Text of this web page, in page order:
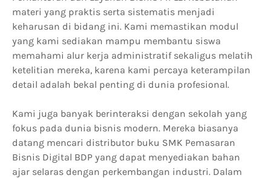
materi yang praktis serta sistematis menjadi
keharusan di bidang ini. Kami memastikan modul
yang kami sediakan mampu membantu siswa
memahami alur kerja administratif sekaligus melatih
ketelitian mereka, karena kami percaya keterampilan
detail adalah bekal penting di dunia profesional.
Kami juga banyak berinteraksi dengan sekolah yang
fokus pada dunia bisnis modern. Mereka biasanya
datang mencari distributor buku SMK Pemasaran
Bisnis Digital BDP yang dapat menyediakan bahan
ajar selaras dengan perkembangan industri. Dalam